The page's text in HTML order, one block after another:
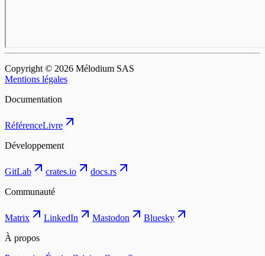
Copyright © ⁨2026⁩ Mélodium SAS
Mentions légales
Documentation
RéférenceLivre
Développement
GitLab crates.io
docs.rs
Communauté
Matrix LinkedIn Mastodon
Bluesky
À propos